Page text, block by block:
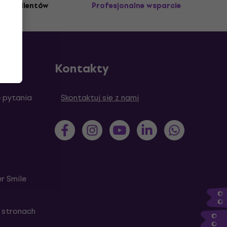
3M+ klientów Profesjonalne wsparcie
pytania
Smile
stronach
Kontakty
Skontaktuj się z nami